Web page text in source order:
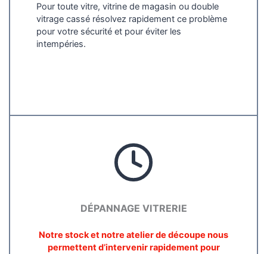
Pour toute vitre, vitrine de magasin ou double
vitrage cassé résolvez rapidement ce problème
pour votre sécurité et pour éviter les
intempéries.
DÉPANNAGE VITRERIE
Notre stock et notre atelier de découpe nous
permettent d’intervenir rapidement pour